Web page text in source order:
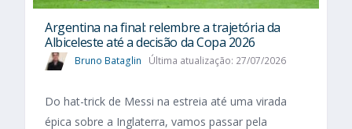
Argentina na final: relembre a trajetória da
Albiceleste até a decisão da Copa 2026
Bruno Bataglin Última atualização: 27/07/2026
Do hat-trick de Messi na estreia até uma virada
épica sobre a Inglaterra, vamos passar pela